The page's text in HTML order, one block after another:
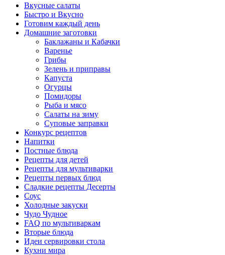
Вкусные салаты
Быстро и Вкусно
Готовим каждый день
Домашние заготовки
Баклажаны и Кабачки
Варенье
Грибы
Зелень и приправы
Капуста
Огурцы
Помидоры
Рыба и мясо
Салаты на зиму
Суповые заправки
Конкурс рецептов
Напитки
Постные блюда
Рецепты для детей
Рецепты для мультиварки
Рецепты первых блюд
Сладкие рецепты Десерты
Соус
Холодные закуски
Чудо Чудное
FAQ по мультиваркам
Вторые блюда
Идеи сервировки стола
Кухни мира